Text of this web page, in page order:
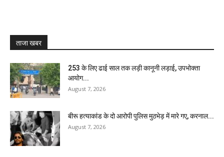
ताजा खबर
₹253 के लिए ढाई साल तक लड़ी कानूनी लड़ाई, उपभोक्ता
आयोग...
August 7, 2026
बीरू हत्याकांड के दो आरोपी पुलिस मुठभेड़ में मारे गए, करनाल...
August 7, 2026